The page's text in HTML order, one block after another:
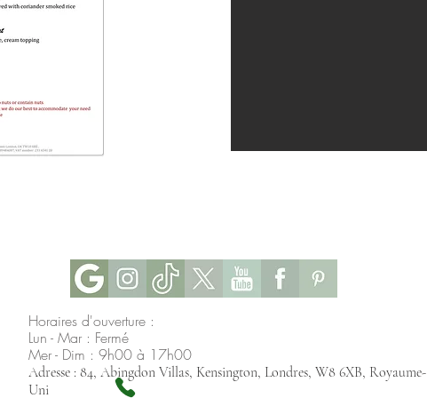
Horaires d'ouverture :
Lun - Mar : Fermé
Mer - Dim : 9h00 à 17h00
Adresse : 84, Abingdon Villas, Kensington, Londres, W8 6XB, Royaume-
Uni